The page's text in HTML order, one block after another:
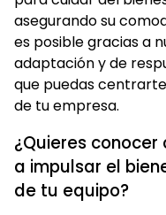
asegurando su
es posible gracias a
adaptación y de
que puedas
de tu empresa.
¿Quieres
a impulsar el
de tu equipo?